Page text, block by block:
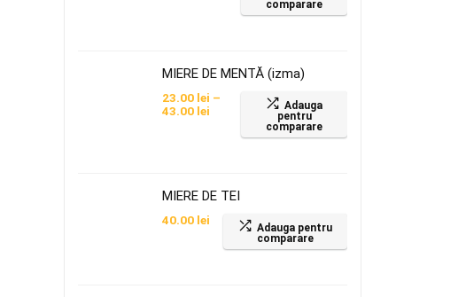
comparare
MIERE DE MENTĂ (izma)
23.00 lei –
43.00 lei
Adauga
pentru
comparare
MIERE DE TEI
40.00 lei
Adauga pentru
comparare